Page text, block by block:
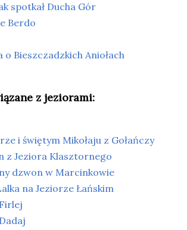
spotkał Ducha Gór
Berdo
o Bieszczadzkich Aniołach
z jeziorami:
i świętym Mikołaju z Gołańczy
z Jeziora Klasztornego
dzwon w Marcinkowie
na Jeziorze Łańskim